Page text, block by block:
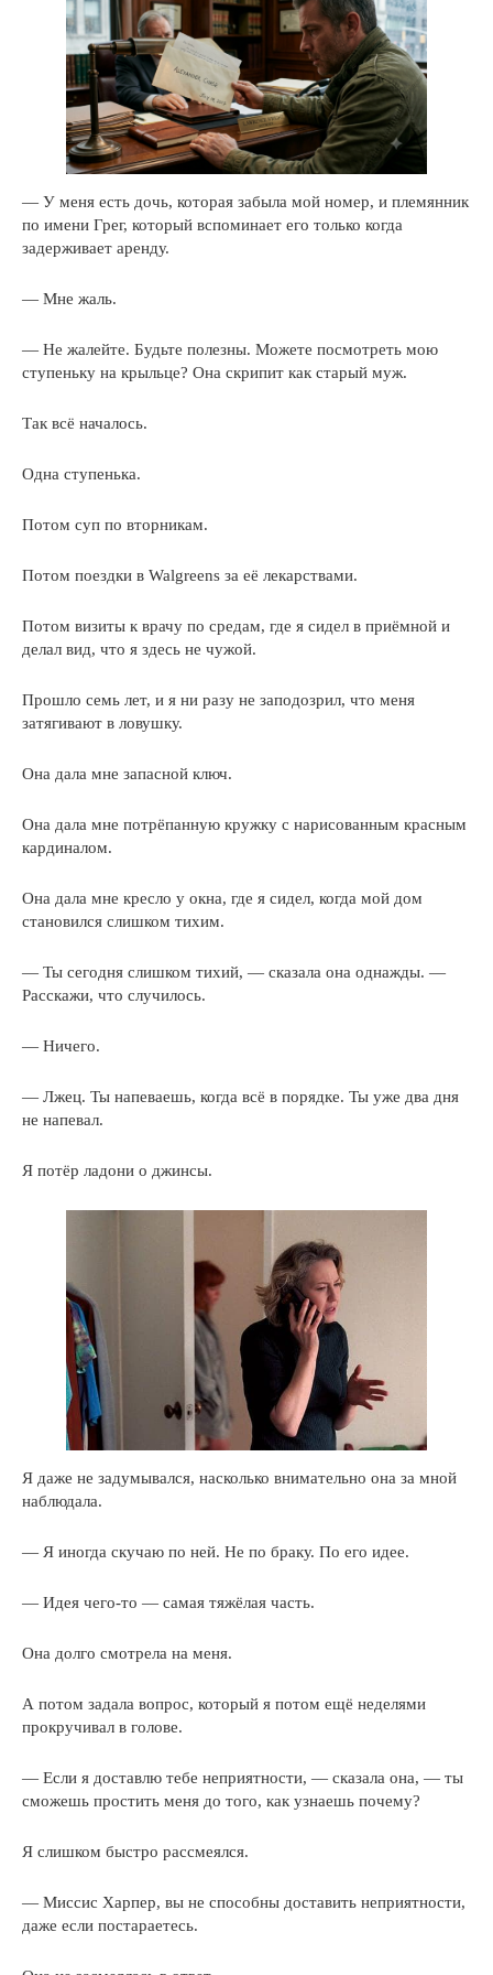
— У меня есть дочь, которая забыла мой номер, и племянник
по имени Грег, который вспоминает его только когда
задерживает аренду.
— Мне жаль.
— Не жалейте. Будьте полезны. Можете посмотреть мою
ступеньку на крыльце? Она скрипит как старый муж.
Так всё началось.
Одна ступенька.
Потом суп по вторникам.
Потом поездки в Walgreens за её лекарствами.
Потом визиты к врачу по средам, где я сидел в приёмной и
делал вид, что я здесь не чужой.
Прошло семь лет, и я ни разу не заподозрил, что меня
затягивают в ловушку.
Она дала мне запасной ключ.
Она дала мне потрёпанную кружку с нарисованным красным
кардиналом.
Она дала мне кресло у окна, где я сидел, когда мой дом
становился слишком тихим.
— Ты сегодня слишком тихий, — сказала она однажды. —
Расскажи, что случилось.
— Ничего.
— Лжец. Ты напеваешь, когда всё в порядке. Ты уже два дня
не напевал.
Я потёр ладони о джинсы.
Я даже не задумывался, насколько внимательно она за мной
наблюдала.
— Я иногда скучаю по ней. Не по браку. По его идее.
— Идея чего-то — самая тяжёлая часть.
Она долго смотрела на меня.
А потом задала вопрос, который я потом ещё неделями
прокручивал в голове.
— Если я доставлю тебе неприятности, — сказала она, — ты
сможешь простить меня до того, как узнаешь почему?
Я слишком быстро рассмеялся.
— Миссис Харпер, вы не способны доставить неприятности,
даже если постараетесь.